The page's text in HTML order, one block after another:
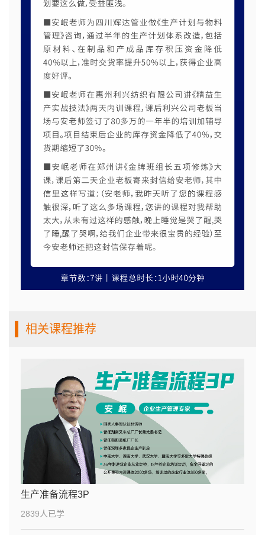
相关课程推荐
生产准备流程3P
2839人已学